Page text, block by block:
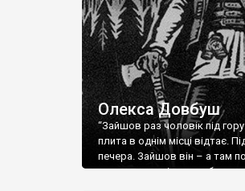
легке біле і дуже […]
Олекса Довбуш
“Зайшов раз чоловік під
плита в однім місці відтає.
печера. Зайшов він – а там
роздивився він, є, шо брати